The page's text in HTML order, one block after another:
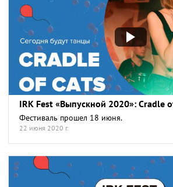
IRK Fest «Выпускной 2020»: Cradle
Фестиваль прошел 18 июня.
22 июня 2020 г.